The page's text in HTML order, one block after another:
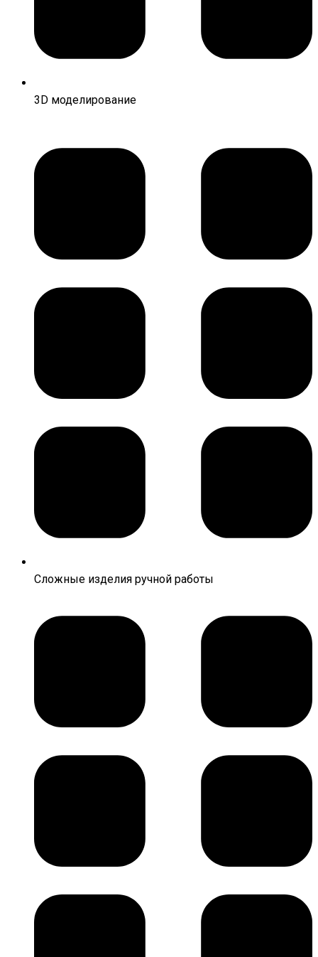
3D моделирование
Сложные изделия ручной работы